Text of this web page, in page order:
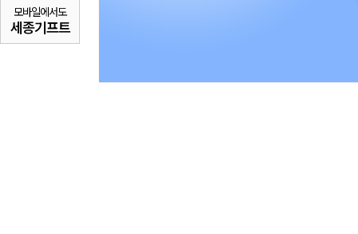
모바일에서도
세종기프트